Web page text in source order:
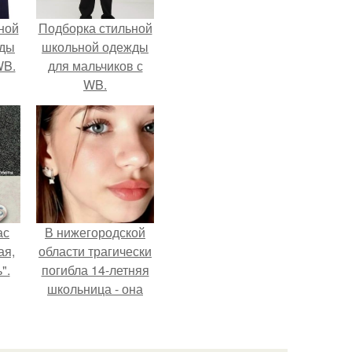
Подборка стильной
школьной одежды
для мальчиков с
WB.
В нижегородской
области трагически
погибла 14-летняя
школьница - она
к контрольной по